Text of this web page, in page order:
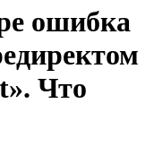
ошибка
Что